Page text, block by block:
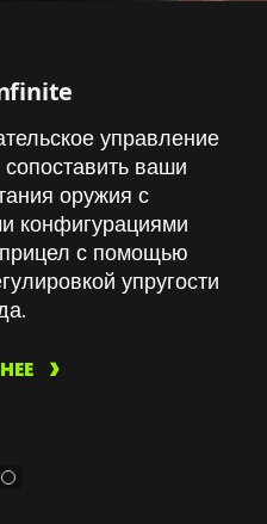
управление
ваши
оружия с
конфигурациями
с помощью
упругости